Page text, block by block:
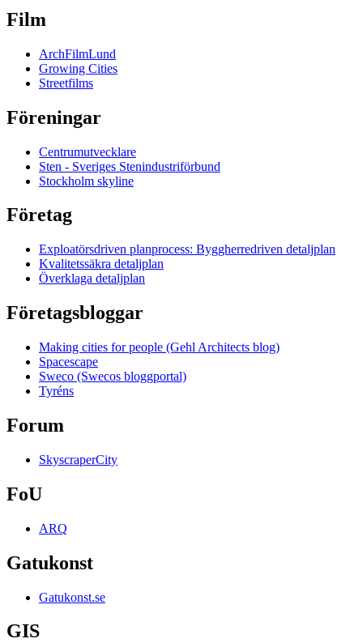
Film
ArchFilmLund
Growing Cities
Streetfilms
Föreningar
Centrumutvecklare
Sten - Sveriges Stenindustriförbund
Stockholm skyline
Företag
Exploatörsdriven planprocess: Byggherredriven detaljplan
Kvalitetssäkra detaljplan
Överklaga detaljplan
Företagsbloggar
Making cities for people (Gehl Architects blog)
Spacescape
Sweco (Swecos bloggportal)
Tyréns
Forum
SkyscraperCity
FoU
ARQ
Gatukonst
Gatukonst.se
GIS